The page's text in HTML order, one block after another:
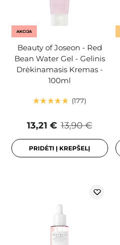
AKCIJA
Beauty of Joseon - Red
Bean Water Gel - Gelinis
Drėkinamasis Kremas -
100ml
177
13,90 €
13,21 €
PRIDĖTI Į KREPŠELĮ